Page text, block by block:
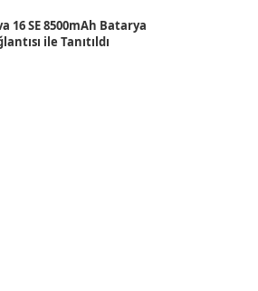
16 SE 8500mAh Batarya
ile Tanıtıldı